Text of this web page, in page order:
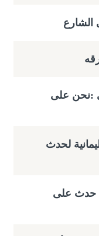
الشارع
:​نحن على
لحدث
حدث على